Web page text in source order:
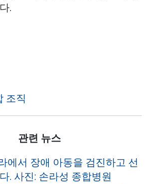
.
조직
관련 뉴스